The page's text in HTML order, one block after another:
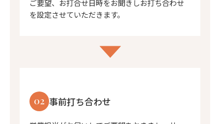
ご要望、お打合せ日時をお聞きしお打ち合わせ
を設定させていただきます。
02 事前打ち合わせ